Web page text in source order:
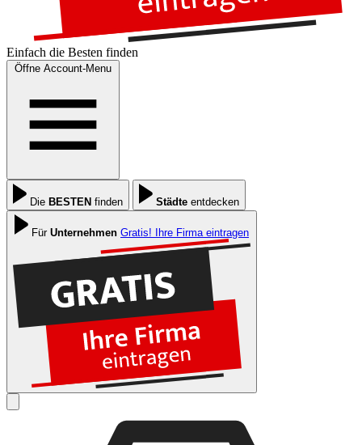
Einfach die Besten finden
Öffne Account-Menu
Die BESTEN finden Städte entdecken
Für Unternehmen Gratis! Ihre Firma eintragen